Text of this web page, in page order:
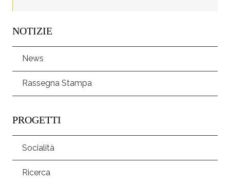
NOTIZIE
News
Rassegna Stampa
PROGETTI
Socialità
Ricerca